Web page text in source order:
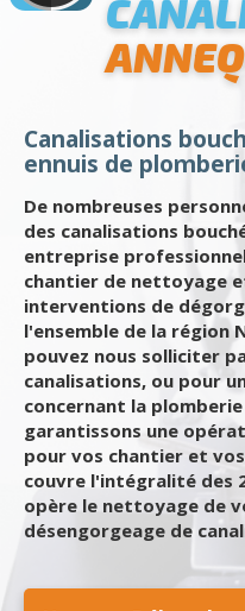
Canalisations
ennuis de
De nombreuses
des canalisations
entreprise
chantier de nettoyage
interventions de
l'ensemble de la région
pouvez nous solliciter
canalisations, ou pour
concernant la
garantissons une
pour vos chantier et
couvre l'intégralité des
opère le nettoyage de
désengorgeage de